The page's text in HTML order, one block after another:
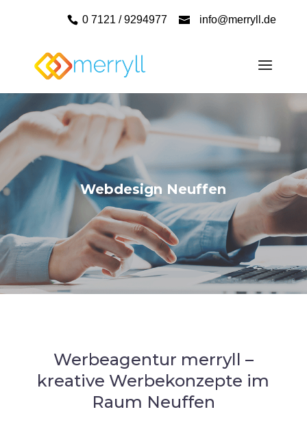
0 7121 / 9294977 info@merryll.de
Webdesign Neuffen
Werbeagentur merryll –
kreative Werbekonzepte im
Raum Neuffen